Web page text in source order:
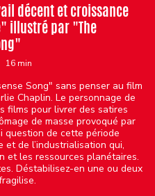
décent et croissance
illustré par "The
16 min
Song" sans penser au film
Chaplin. Le personnage de
films pour livrer des satires
de masse provoqué par
question de cette période
de l’industrialisation qui,
et les ressources planétaires.
Déstabilisez-en une ou deux